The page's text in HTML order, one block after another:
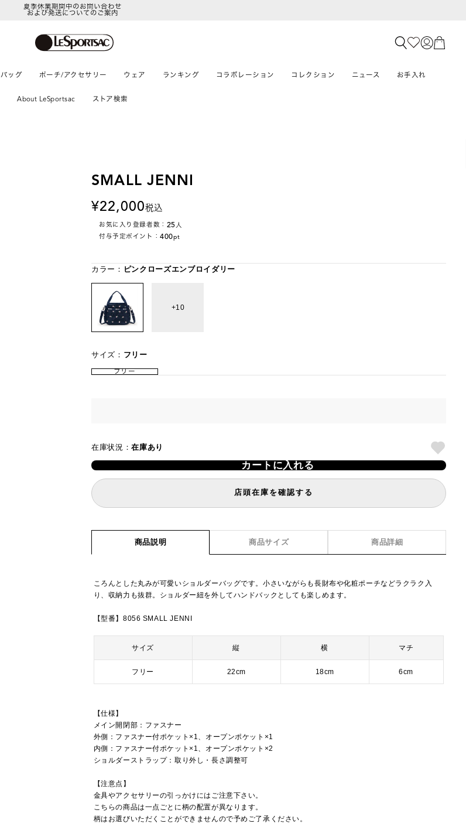
LeSportsac Member's Club
および発送についてのご案内
バッグ ポーチ/アクセサリー ウェア ランキング コラボレーション コレクション ニュース お手入れ
About LeSportsac ストア検索
SMALL JENNI
22,000税込
お気に入り登録者数： 25 人
付与予定ポイント：400pt
カラー： ピンクローズエンブロイダリー
10
サイズ： フリー
フリー
在庫状況：在庫あり
カートに入れる
店頭在庫を確認する
商品説明 商品サイズ 商品詳細
ころんとした丸みが可愛いショルダーバッグです。小さいながらも長財布や化粧ポーチなどラクラク入
り、収納力も抜群。ショルダー紐を外してハンドバックとしても楽しめます。
【型番】8056 SMALL JENNI
サイズ 縦 横 マチ
フリー 22cm 18cm 6cm
【仕様】
メイン開閉部：ファスナー
外側：ファスナー付ポケット×1、オープンポケット×1
内側：ファスナー付ポケット×1、オープンポケット×2
ショルダーストラップ：取り外し・長さ調整可
【注意点】
金具やアクセサリーの引っかけにはご注意下さい。
こちらの商品は一点ごとに柄の配置が異なります。
柄はお選びいただくことができませんので予めご了承ください。